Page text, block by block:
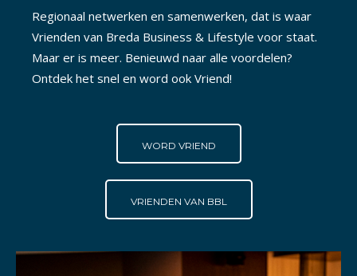
Regionaal netwerken en samenwerken, dat is waar
Vrienden van Breda Business & Lifestyle voor staat.
Maar er is meer. Benieuwd naar alle voordelen?
Ontdek het snel en word ook Vriend!
WORD VRIEND
VRIENDEN VAN BBL